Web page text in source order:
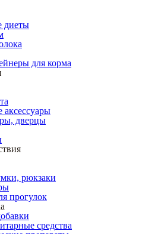
диеты
для корма
дверцы
рюкзаки
прогулок
средства